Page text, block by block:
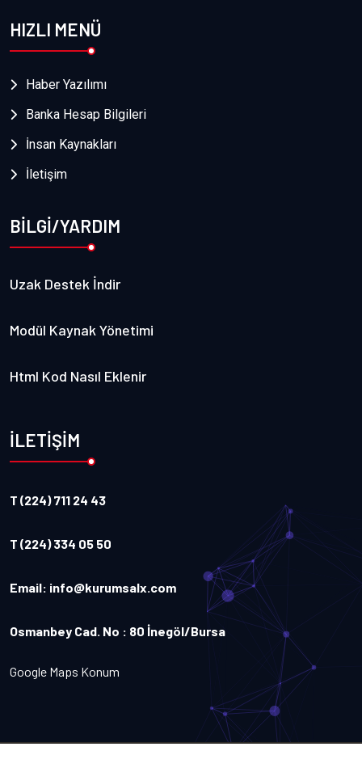
HIZLI MENÜ
Haber Yazılımı
Banka Hesap Bilgileri
İnsan Kaynakları
İletişim
BİLGİ/YARDIM
Uzak Destek İndir
Modül Kaynak Yönetimi
Html Kod Nasıl Eklenir
İLETİŞİM
T (224) 711 24 43
T (224) 334 05 50
Email: info@kurumsalx.com
Osmanbey Cad. No : 80 İnegöl/Bursa
Google Maps Konum